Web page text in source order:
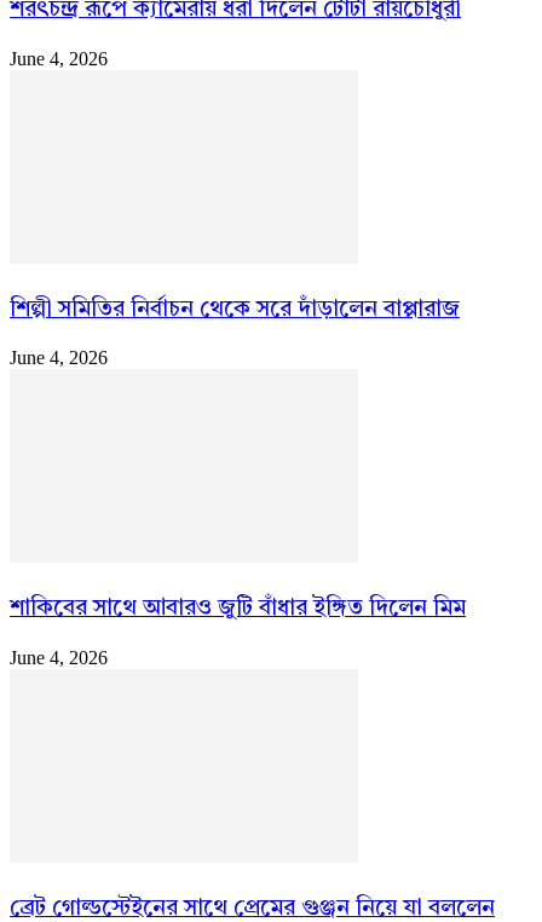
শরৎচন্দ্র রূপে ক্যামেরায় ধরা দিলেন টোটা রায়চৌধুরী
June 4, 2026
শিল্পী সমিতির নির্বাচন থেকে সরে দাঁড়ালেন বাপ্পারাজ
June 4, 2026
শাকিবের সাথে আবারও জুটি বাঁধার ইঙ্গিত দিলেন মিম
June 4, 2026
ব্রেট গোল্ডস্টেইনের সাথে প্রেমের গুঞ্জন নিয়ে যা বললেন